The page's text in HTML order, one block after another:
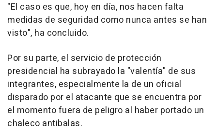
"El caso es que, hoy en día, nos hacen falta
medidas de seguridad como nunca antes se han
visto", ha concluido.
Por su parte, el servicio de protección
presidencial ha subrayado la "valentía" de sus
integrantes, especialmente la de un oficial
disparado por el atacante que se encuentra por
el momento fuera de peligro al haber portado un
chaleco antibalas.